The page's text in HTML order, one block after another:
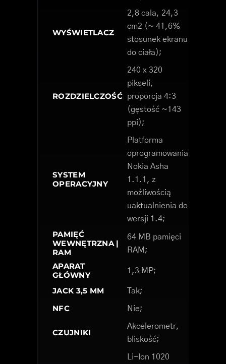
WYŚWIETLACZ
2,8 cala, 24,3
cm2 (~ 41,6%
stosunek ekranu
do ciała);
ROZDZIELCZOŚĆ
240 x 320
pikseli,
proporcja 4:3
(gęstość ~143
ppi);
SYSTEM
OPERACYJNY
Platforma
oprogramowania
Nokia Asha
1.1.1, z
możliwością
uaktualnienia do
wersji 1.4;
PAMIĘĆ
WEWNĘTRZNA |
RAM
64 MB pamięci
RAM;
APARAT
GŁÓWNY
1,3 MP;
JACK 3,5 MM Tak;
NFC Nie;
CZUJNIKI
Akcelerometr,
bliskość;
Li-Ion 1020